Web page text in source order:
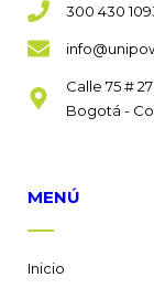
300 430
Calle 75 #
Bogotá -
MENÚ
Inicio